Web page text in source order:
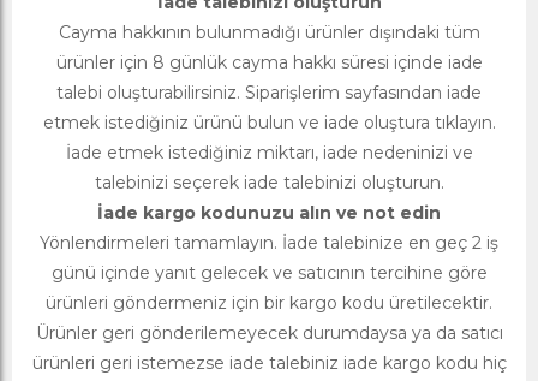
Cayma hakkının bulunmadığı ürünler dışındaki tüm
ürünler için 8 günlük cayma hakkı süresi içinde iade
talebi oluşturabilirsiniz. Siparişlerim sayfasından iade
etmek istediğiniz ürünü bulun ve iade oluştura tıklayın.
İade etmek istediğiniz miktarı, iade nedeninizi ve
talebinizi seçerek iade talebinizi oluşturun.
İade kargo kodunuzu alın ve not edin
Yönlendirmeleri tamamlayın. İade talebinize en geç 2 iş
günü içinde yanıt gelecek ve satıcının tercihine göre
ürünleri göndermeniz için bir kargo kodu üretilecektir.
Ürünler geri gönderilemeyecek durumdaysa ya da satıcı
ürünleri geri istemezse iade talebiniz iade kargo kodu hiç